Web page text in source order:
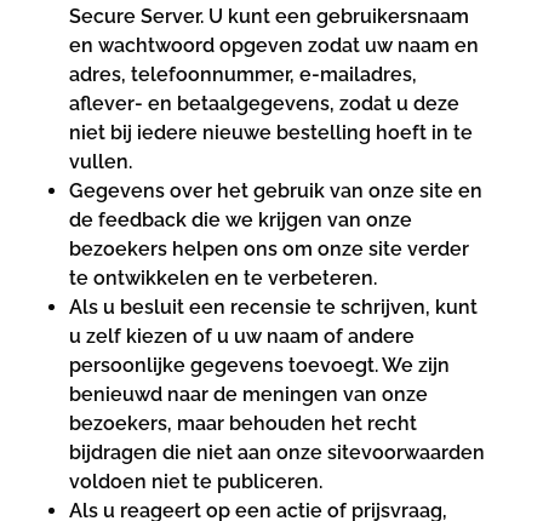
Secure Server. U kunt een gebruikersnaam
en wachtwoord opgeven zodat uw naam en
adres, telefoonnummer, e-mailadres,
aflever- en betaalgegevens, zodat u deze
niet bij iedere nieuwe bestelling hoeft in te
vullen.
Gegevens over het gebruik van onze site en
de feedback die we krijgen van onze
bezoekers helpen ons om onze site verder
te ontwikkelen en te verbeteren.
Als u besluit een recensie te schrijven, kunt
u zelf kiezen of u uw naam of andere
persoonlijke gegevens toevoegt. We zijn
benieuwd naar de meningen van onze
bezoekers, maar behouden het recht
bijdragen die niet aan onze sitevoorwaarden
voldoen niet te publiceren.
Als u reageert op een actie of prijsvraag,